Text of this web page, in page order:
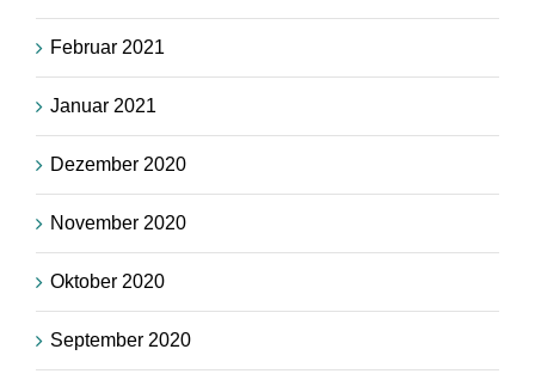
Februar 2021
Januar 2021
Dezember 2020
November 2020
Oktober 2020
September 2020